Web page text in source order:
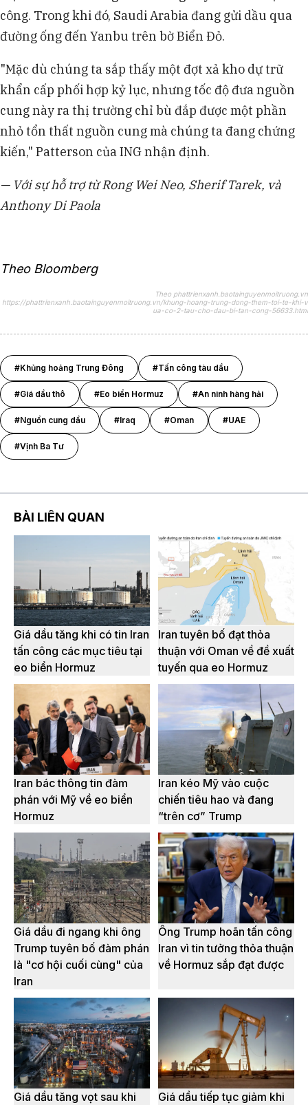
công. Trong khi đó, Saudi Arabia đang gửi dầu qua
đường ống đến Yanbu trên bờ Biển Đỏ.
"Mặc dù chúng ta sắp thấy một đợt xả kho dự trữ
khẩn cấp phối hợp kỷ lục, nhưng tốc độ đưa nguồn
cung này ra thị trường chỉ bù đắp được một phần
nhỏ tổn thất nguồn cung mà chúng ta đang chứng
kiến," Patterson của ING nhận định.
— Với sự hỗ trợ từ Rong Wei Neo, Sherif Tarek, và
Anthony Di Paola
Theo Bloomberg
Theo phattrienxanh.baotainguyenmoitruong.vn
https://phattrienxanh.baotainguyenmoitruong.vn/khung-hoang-trung-dong-them-toi-te-khi-v
ua-co-2-tau-cho-dau-bi-tan-cong-56633.html
#Khủng hoảng Trung Đông #Tấn công tàu dầu
#Giá dầu thô #Eo biển Hormuz #An ninh hàng hải
#Nguồn cung dầu #Iraq #Oman #UAE
#Vịnh Ba Tư
BÀI LIÊN QUAN
Giá dầu tăng khi có tin Iran
tấn công các mục tiêu tại
eo biển Hormuz
Iran tuyên bố đạt thỏa
thuận với Oman về đề xuất
tuyến qua eo Hormuz
Iran bác thông tin đàm
phán với Mỹ về eo biển
Hormuz
Iran kéo Mỹ vào cuộc
chiến tiêu hao và đang
“trên cơ” Trump
Giá dầu đi ngang khi ông
Trump tuyên bố đàm phán
là "cơ hội cuối cùng" của
Iran
Ông Trump hoãn tấn công
Iran vì tin tưởng thỏa thuận
về Hormuz sắp đạt được
Giá dầu tăng vọt sau khi
Giá dầu tiếp tục giảm khi